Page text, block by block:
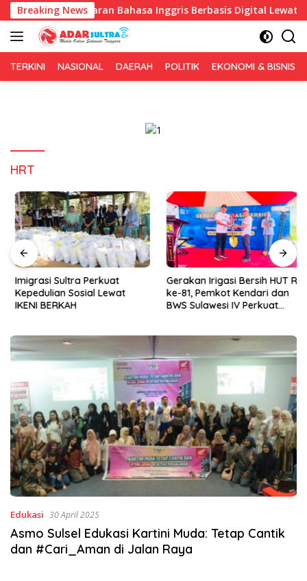
Langsung
ke
konten
Breaking News
Pembelajaran Bahasa Inggris Berbasis Digital Lewat KKN
TERKINI NASIONAL DAERAH POLITIK EKONOMI & BISNIS
HRT
Imigrasi Sultra Perkuat
Kepedulian Sosial Lewat
IKENI BERKAH
Gerakan Irigasi Bersih HUT RI
ke-81, Pemkot Kendari dan
BWS Sulawesi IV Perkuat
Edukasi 30 April 2025
Asmo Sulsel Edukasi Kartini Muda: Tetap Cantik
dan #Cari_Aman di Jalan Raya